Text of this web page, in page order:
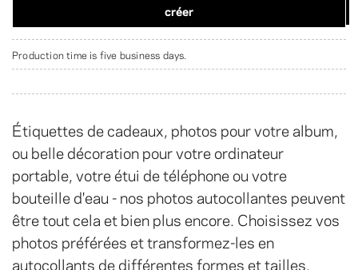
Étiquettes de cadeaux, photos pour votre album,
ou belle décoration pour votre ordinateur
portable, votre étui de téléphone ou votre
bouteille d'eau - nos photos autocollantes peuvent
être tout cela et bien plus encore. Choisissez vos
photos préférées et transformez-les en
autocollants de différentes formes et tailles.
créer
Production time is five business days.